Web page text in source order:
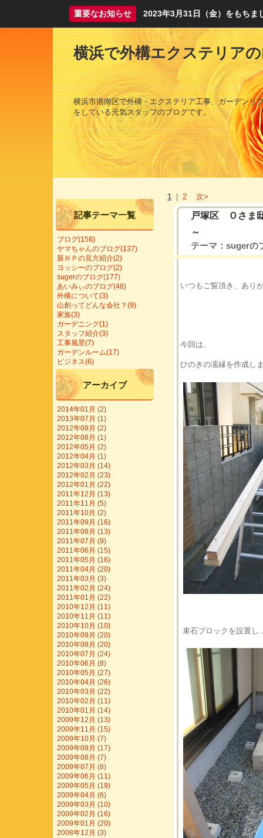
重要なお知らせ 2023年3月31日（金）をもちま
横浜で外構エクステリア
横浜市港南区で外構・エクステリア工事、ガーデンリ
をしている元気スタッフのブログです。
1 2 次>
戸塚区 Ｏさま
～
テーマ： sugerの
いつもご覧頂き、あり
今回は、
ひのきの濡縁を作成し
束石ブロックを設置
記事テーマ一覧
ブログ(158)
ヤマちゃんのブログ(137)
新ＨＰの見方紹介(2)
ヨッシーのブログ(2)
sugerのブログ(177)
あいみぃのブログ(48)
外構について(3)
山創ってどんな会社？(9)
家族(3)
ガーデニング(1)
スタッフ紹介(3)
工事風景(7)
ガーデンルーム(17)
ビジネス(6)
アーカイブ
2014年01月 (2)
2013年07月 (1)
2012年09月 (2)
2012年08月 (1)
2012年05月 (2)
2012年04月 (1)
2012年03月 (14)
2012年02月 (23)
2012年01月 (22)
2011年12月 (13)
2011年11月 (5)
2011年10月 (2)
2011年09月 (16)
2011年08月 (13)
2011年07月 (9)
2011年06月 (15)
2011年05月 (16)
2011年04月 (20)
2011年03月 (3)
2011年02月 (24)
2011年01月 (22)
2010年12月 (11)
2010年11月 (11)
2010年10月 (10)
2010年09月 (20)
2010年08月 (20)
2010年07月 (24)
2010年06月 (8)
2010年05月 (27)
2010年04月 (26)
2010年03月 (22)
2010年02月 (11)
2010年01月 (14)
2009年12月 (13)
2009年11月 (15)
2009年10月 (7)
2009年09月 (17)
2009年08月 (7)
2009年07月 (8)
2009年06月 (11)
2009年05月 (19)
2009年04月 (6)
2009年03月 (10)
2009年02月 (16)
2009年01月 (20)
2008年12月 (3)